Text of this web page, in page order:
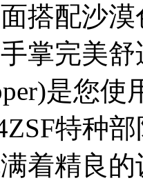
搭配沙
掌完美
是您
特种
着精良